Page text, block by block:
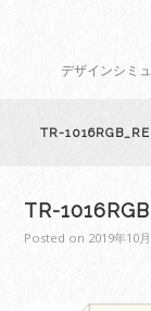
デザインシミ
TR-1016RGB_RE
TR-
Posted on 2019年10